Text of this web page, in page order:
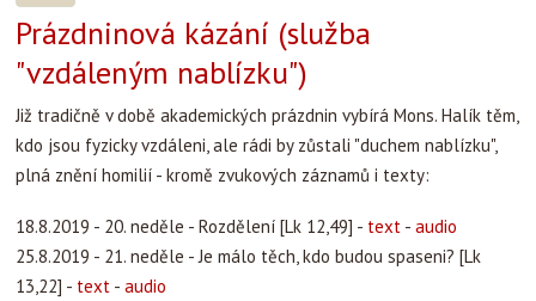
Prázdninová kázání (služba
"vzdáleným nablízku")
Již tradičně v době akademických prázdnin vybírá Mons. Halík těm,
kdo jsou fyzicky vzdáleni, ale rádi by zůstali "duchem nablízku",
plná znění homilií - kromě zvukových záznamů i texty:
18.8.2019 - 20. neděle - Rozdělení [Lk 12,49] - text - audio
25.8.2019 - 21. neděle - Je málo těch, kdo budou spaseni? [Lk
13,22] - text - audio